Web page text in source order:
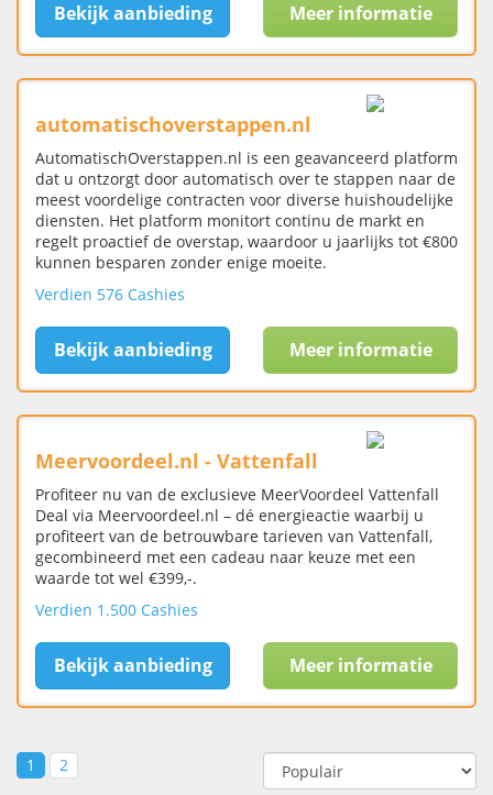
Bekijk aanbieding Meer informatie
automatischoverstappen.nl
AutomatischOverstappen.nl is een geavanceerd platform
dat u ontzorgt door automatisch over te stappen naar de
meest voordelige contracten voor diverse huishoudelijke
diensten. Het platform monitort continu de markt en
regelt proactief de overstap, waardoor u jaarlijks tot €800
kunnen besparen zonder enige moeite.
Verdien 576 Cashies
Bekijk aanbieding Meer informatie
Meervoordeel.nl - Vattenfall
Profiteer nu van de exclusieve MeerVoordeel Vattenfall
Deal via Meervoordeel.nl – dé energieactie waarbij u
profiteert van de betrouwbare tarieven van Vattenfall,
gecombineerd met een cadeau naar keuze met een
waarde tot wel €399,-.
Verdien 1.500 Cashies
Bekijk aanbieding Meer informatie
1 2